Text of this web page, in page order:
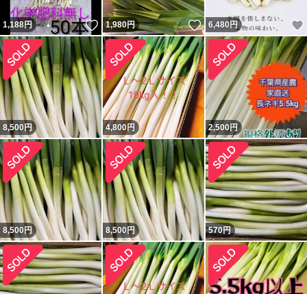
1,188円 いいね！
1,980円 いいね！
6,480 円
8,500円 4,800円 2,500円
8,500円 8,500円 570円